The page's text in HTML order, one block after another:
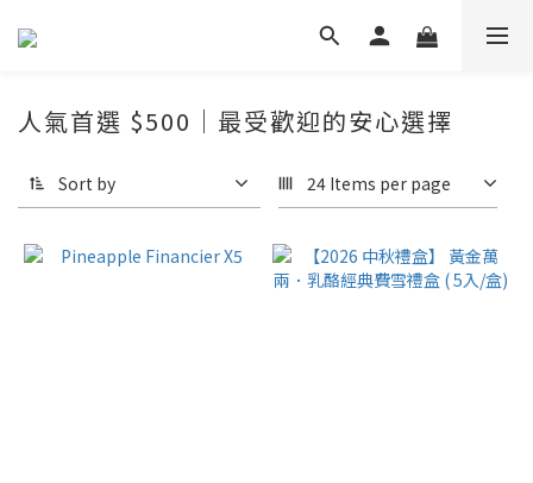
人氣首選 $500｜最受歡迎的安心選擇
Sort by 24 Items per page